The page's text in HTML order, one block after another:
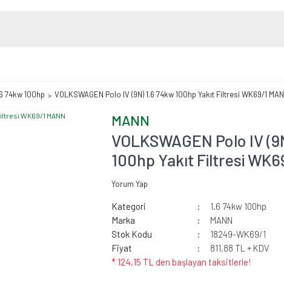
74kw 100hp VOLKSWAGEN Polo IV (9N) 1.6 74kw 100hp Yakıt Filtresi WK69/1
MANN
VOLKSWAGEN Polo IV
100hp Yakıt Filtresi
Yorum Yap
Kategori
1.6 74kw 100hp
Marka
MANN
Stok Kodu
18249-WK69/1
Fiyat
811,88 TL + KDV
* 124,15 TL den başlayan taksitlerle!